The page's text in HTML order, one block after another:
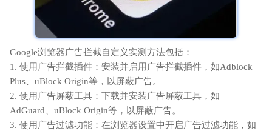
Google浏览器广告拦截自定义实测方法包括：
1. 使用广告拦截插件：安装并启用广告拦截插件，如Adblock
Plus、uBlock Origin等，以屏蔽广告。
2. 使用广告屏蔽工具：下载并安装广告屏蔽工具，如
AdGuard、uBlock Origin等，以屏蔽广告。
3. 使用广告过滤功能：在浏览器设置中开启广告过滤功能，如